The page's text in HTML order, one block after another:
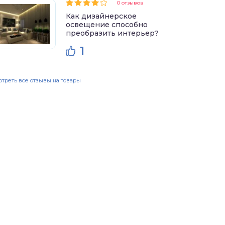
0 отзывов
Как дизайнерское
освещение способно
преобразить интерьер?
1
все отзывы на товары